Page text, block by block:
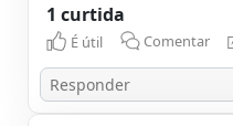
1 curtida
É útil Comentar